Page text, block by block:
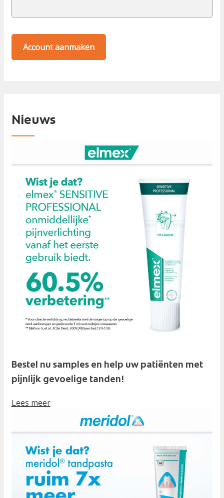
Nieuws
Bestel nu samples en help uw patiënten met
pijnlijk gevoelige tanden!
Lees meer